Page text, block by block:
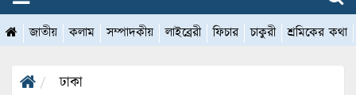
জাতীয় কলাম সম্পাদকীয় লাইব্রেরী ফিচার চাকুরী শ্রমিকের কথা
ঢাকা